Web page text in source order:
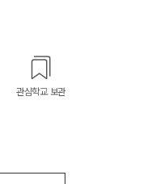
관심학교 보관